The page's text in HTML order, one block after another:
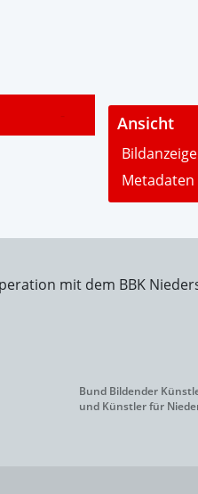
- Ansicht
Bildanzeige
Metadaten
mit dem BBK
Bund Bildender
und Künstler für